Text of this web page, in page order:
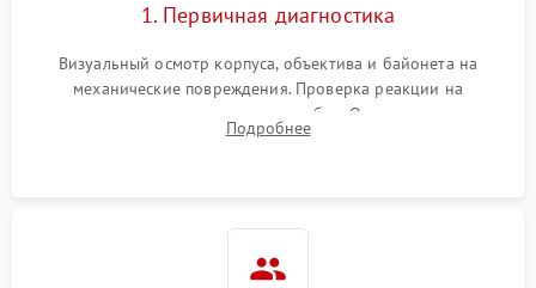
1. Первичная диагностика
Визуальный осмотр корпуса, объектива и байонета на
механические повреждения. Проверка реакции на
включение, считывание кодов ошибок. Оценка состояния
матрицы и затвора, проверка работы автофокуса и вспышки.
Подробнее